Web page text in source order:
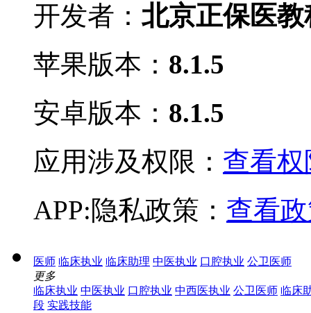
开发者： 北京正保医
苹果版本： 8.1.5
安卓版本： 8.1.5
应用涉及权限： 查看权
APP:隐私政策： 查看
医师 临床执业 临床助理 中医执业 口腔执业 公卫医师
更多
临床执业 中医执业 口腔执业 中西医执业 公卫医师 临床
段 实践技能